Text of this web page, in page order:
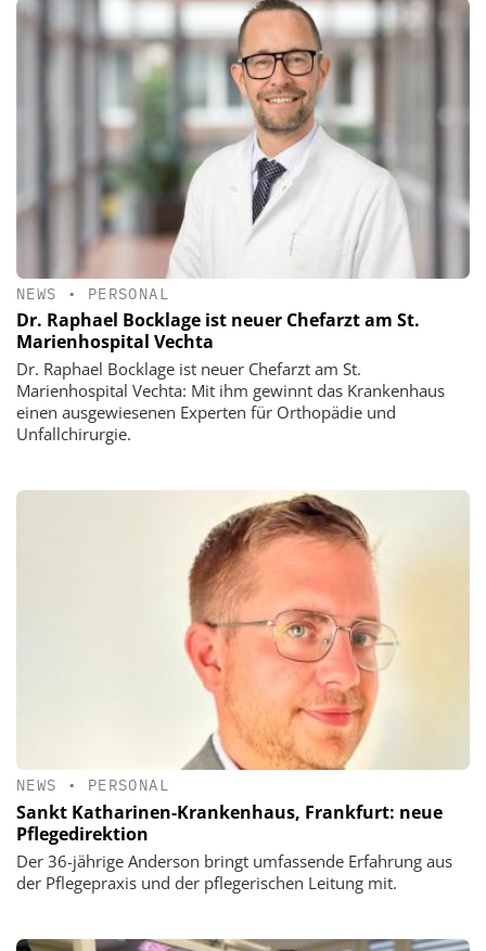
NEWS • PERSONAL
Dr. Raphael Bocklage ist neuer Chefarzt am St.
Marienhospital Vechta
Dr. Raphael Bocklage ist neuer Chefarzt am St.
Marienhospital Vechta: Mit ihm gewinnt das Krankenhaus
einen ausgewiesenen Experten für Orthopädie und
Unfallchirurgie.
NEWS • PERSONAL
Sankt Katharinen-Krankenhaus, Frankfurt: neue
Pflegedirektion
Der 36-jährige Anderson bringt umfassende Erfahrung aus
der Pflegepraxis und der pflegerischen Leitung mit.